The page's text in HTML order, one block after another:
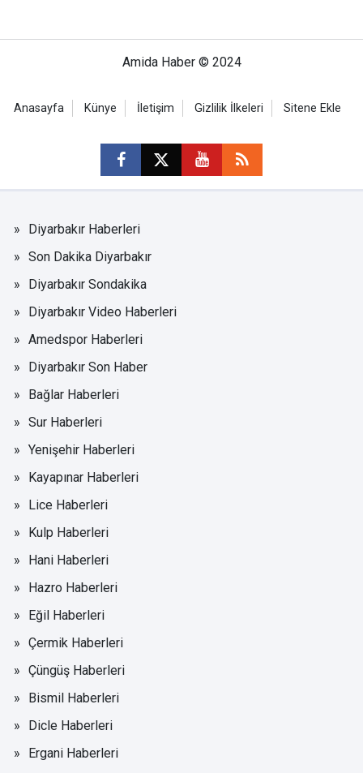
Amida Haber © 2024
Anasayfa Künye İletişim Gizlilik İlkeleri Sitene Ekle
Diyarbakır Haberleri
Son Dakika Diyarbakır
Diyarbakır Sondakika
Diyarbakır Video Haberleri
Amedspor Haberleri
Diyarbakır Son Haber
Bağlar Haberleri
Sur Haberleri
Yenişehir Haberleri
Kayapınar Haberleri
Lice Haberleri
Kulp Haberleri
Hani Haberleri
Hazro Haberleri
Eğil Haberleri
Çermik Haberleri
Çüngüş Haberleri
Bismil Haberleri
Dicle Haberleri
Ergani Haberleri